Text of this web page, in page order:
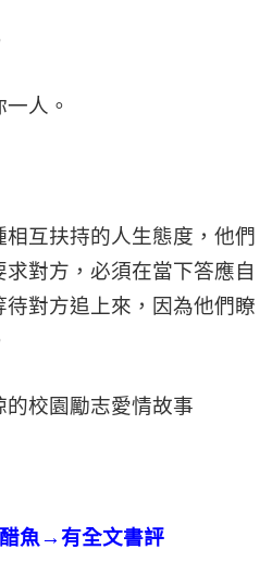
人。
互扶持的人生態度，他們
對方，必須在當下答應自
對方追上來，因為他們瞭
校園勵志愛情故事
醋魚→有全文書評